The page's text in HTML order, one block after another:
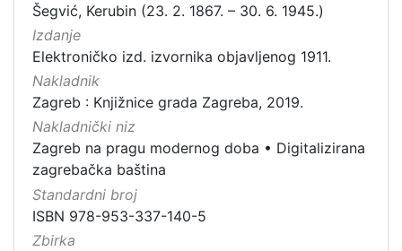
Šegvić, Kerubin (23. 2. 1867. – 30. 6. 1945.)
Izdanje
Elektroničko izd. izvornika objavljenog 1911.
Nakladnik
Zagreb : Knjižnice grada Zagreba, 2019.
Nakladnički niz
Zagreb na pragu modernog doba • Digitalizirana
zagrebačka baština
Standardni broj
ISBN 978-953-337-140-5
Zbirka